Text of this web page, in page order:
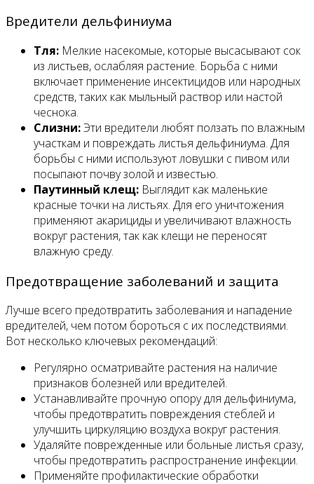
Вредители дельфиниума
Тля: Мелкие насекомые, которые высасывают сок
из листьев, ослабляя растение. Борьба с ними
включает применение инсектицидов или народных
средств, таких как мыльный раствор или настой
чеснока.
Слизни:Эти вредители любят ползать по влажным
участкам и повреждать листья дельфиниума. Для
борьбы с ними используют ловушки с пивом или
посыпают почву золой и известью.
Паутинный клещ: Выглядит как маленькие
красные точки на листьях. Для его уничтожения
применяют акарициды и увеличивают влажность
вокруг растения, так как клещи не переносят
влажную среду.
Предотвращение заболеваний и защита
Лучше всего предотвратить заболевания и нападение
вредителей, чем потом бороться с их последствиями.
Вот несколько ключевых рекомендаций:
Регулярно осматривайте растения на наличие
признаков болезней или вредителей.
Устанавливайте прочную опору для дельфиниума,
чтобы предотвратить повреждения стеблей и
улучшить циркуляцию воздуха вокруг растения.
Удаляйте поврежденные или больные листья сразу,
чтобы предотвратить распространение инфекции.
Применяйте профилактические обработки